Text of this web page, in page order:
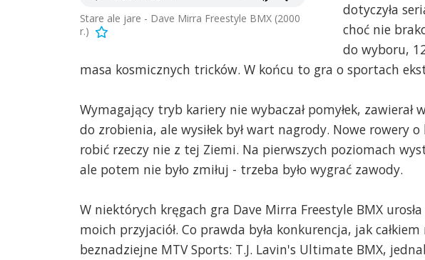
Stare ale jare - Dave Mirra Freestyle BMX (2000
r.)
dotyczyła
choć nie
do wyboru,
masa kosmicznych tricków. W końcu to gra o sportach
Wymagający tryb kariery nie wybaczał pomyłek,
do zrobienia, ale wysiłek był wart nagrody. Nowe rowery
robić rzeczy nie z tej Ziemi. Na pierwszych poziomach
ale potem nie było zmiłuj - trzeba było wygrać zawody.
W niektórych kręgach gra Dave Mirra Freestyle BMX
moich przyjaciół. Co prawda była konkurencja, jak
beznadziejne MTV Sports: T.J. Lavin's Ultimate BMX,